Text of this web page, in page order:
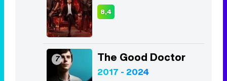
8,4
7 The Good Doctor
2017 - 2024